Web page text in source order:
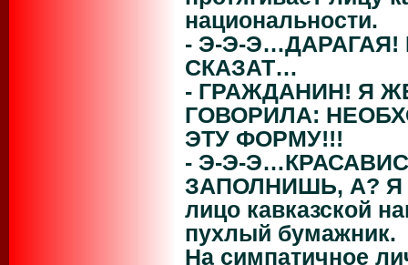
национальности.
- Э-Э-
СКАЗАТ…
- ГРАЖДАНИН! Я
ГОВОРИЛА:
ЭТУ ФОРМУ!!!
- Э-Э-
ЗАПОЛНИШЬ, А? Я
лицо кавказской
пухлый бумажник.
На симпатичное